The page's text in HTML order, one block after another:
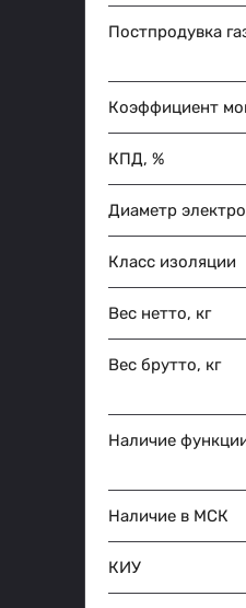
Постпродувка
Коэффициент
КПД, %
Диаметр
Класс изоляции
Вес нетто, кг
Вес брутто, кг
Наличие
Наличие в МСК
КИУ